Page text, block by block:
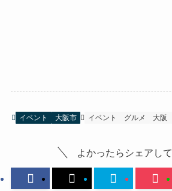
イベント 大阪市 イベント グルメ 大阪
よかったらシェアして